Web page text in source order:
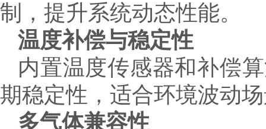
制，提升系统动态性能。
温度补偿与稳定性
内置温度传感器和补偿
期稳定性，适合环境波动
多气体兼容性